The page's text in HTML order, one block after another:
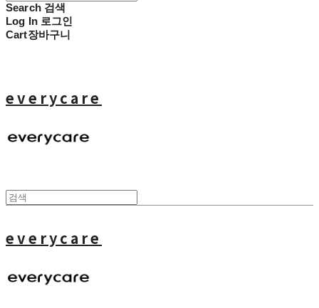
Search 검색
Log In 로그인
Cart장바구니
everycare
everycare